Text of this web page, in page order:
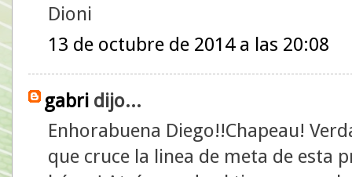
Dioni
13 de octubre de 2014 a las 20:08
gabri dijo...
Enhorabuena Diego!!Chapeau!
que cruce la linea de meta de esta